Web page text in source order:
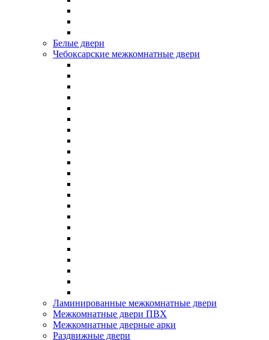
Белые двери
Чебоксарские межкомнатные двери
Ламинированные межкомнатные двери
Межкомнатные двери ПВХ
Межкомнатные дверные арки
Раздвижные двери